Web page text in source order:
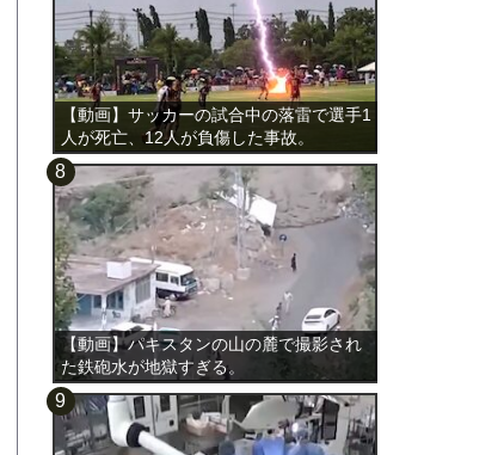
【動画】サッカーの試合中の落雷で選手1
人が死亡、12人が負傷した事故。
【動画】パキスタンの山の麓で撮影され
た鉄砲水が地獄すぎる。